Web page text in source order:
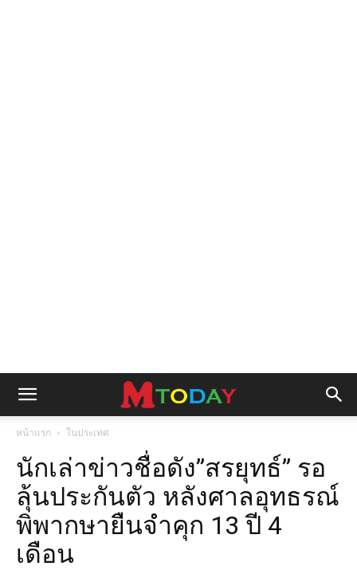
หน้าแรก ในประเทศ
นักเล่าข่าวชื่อดัง”สรยุทธ์” รอ
ลุ้นประกันตัว หลังศาลอุทธรณ์
พิพากษายืนจำคุก 13 ปี 4
เดือน